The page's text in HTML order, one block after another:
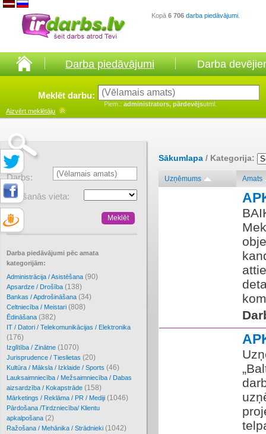
Kopā 6 706 darba piedāvājumi
Darba piedāvājumi Darba
Meklēt darbu:
Piem.: administrators, pārdevējsutml.
Aizvērt meklētāju
Darbs:
Atrašanās vieta:
Darba piedāvājumi pēc amata
kategorijām:
Administrācija / Asistēšana (90)
Apsardze / Drošība (138)
Bankas / Apdrošināšana (34)
Celtniecība / Meistari (808)
Ēdināšana (382)
IT / Datori / Telekomunikācijas / Elektronika
(176)
Izglītība / Zinātne (1070)
Jurisprudence / Tieslietas (20)
Kultūra / Māksla / Izklaide / Sports (46)
Lauksaimniecība / Mežsaimniecība / Dabas
aizsardzība / Kokapstrāde (158)
Mārketings / Reklāma / PR / Mediji (1046)
Pārdošana /Tirdzniecība/ Klientu
apkalpošana (2)
Ražošana / Mehānika / Strādnieki (1042)
Sākumlapa / Kategorija:
Uzņēmums Amats